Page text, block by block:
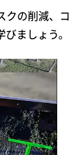
クの削減、コ
ましょう。